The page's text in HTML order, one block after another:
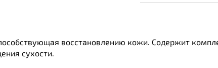
восстановлению кожи. Содержит
сухости.